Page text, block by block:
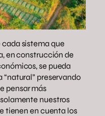
sistema que
en construcción de
se pueda
preservando
pensar más
nuestros
tienen en cuenta los